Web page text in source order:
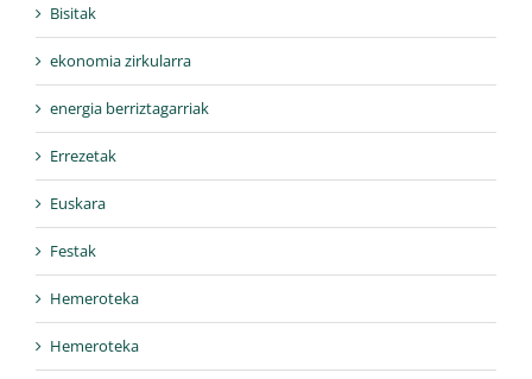
Bisitak
ekonomia zirkularra
energia berriztagarriak
Errezetak
Euskara
Festak
Hemeroteka
Hemeroteka